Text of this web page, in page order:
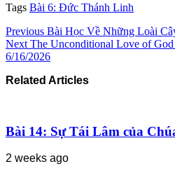
Tags Bài 6: Đức Thánh Linh
Previous Bài Học Về Những Loài
Next The Unconditional Love of
6/16/2026
Related Articles
Bài 14: Sự Tái Lâm của
2 weeks ago